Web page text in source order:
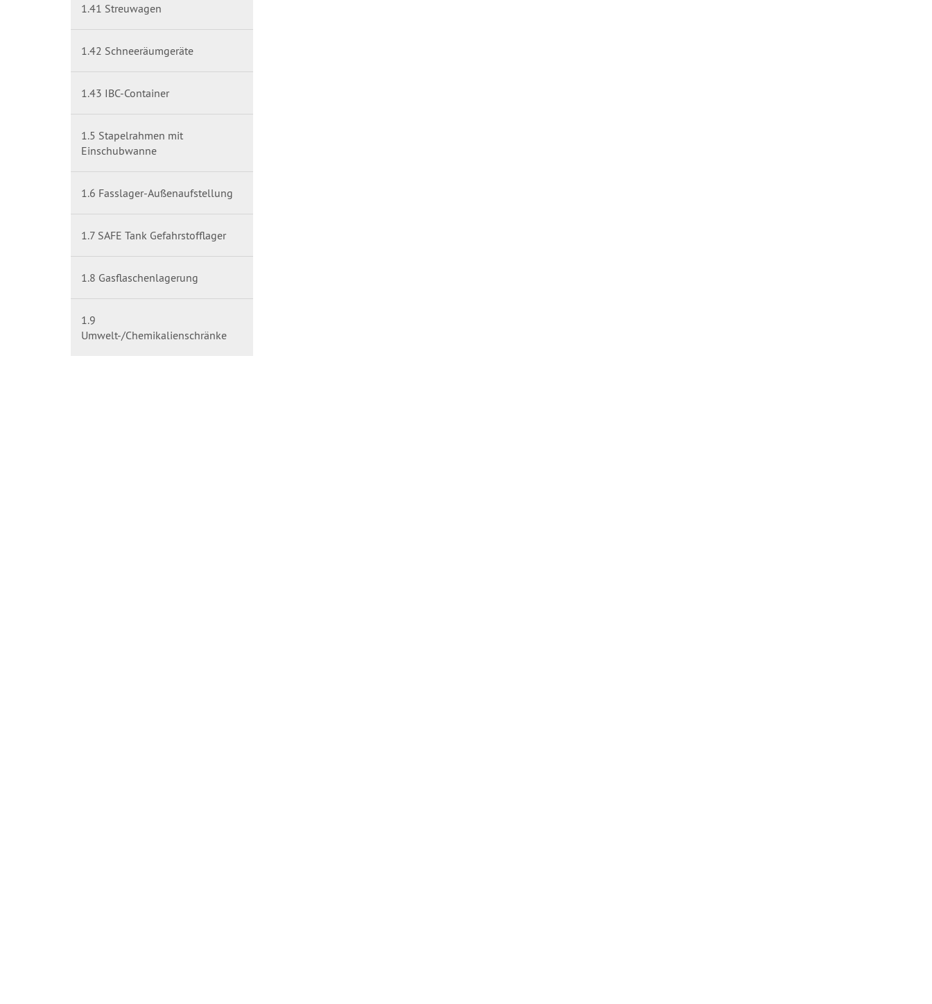
1.41 Streuwagen
1.42 Schneeräumgeräte
1.43 IBC-Container
1.5 Stapelrahmen mit
Einschubwanne
1.6 Fasslager-Außenaufstellung
1.7 SAFE Tank Gefahrstofflager
1.8 Gasflaschenlagerung
1.9
Umwelt-/Chemikalienschränke